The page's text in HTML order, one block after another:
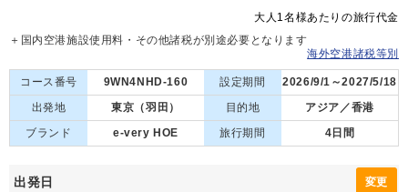
大人1名様あたりの旅行代金
＋国内空港施設使用料・その他諸税が別途必要となります
海外空港諸税等別
コース番号 9WN4NHD-160 設定期間
2026/9/1～2027/5/18
出発地
東京（羽田） 目的地
アジア／香港
ブランド
e-very HOE 旅行期間 4日間
出発日 変更